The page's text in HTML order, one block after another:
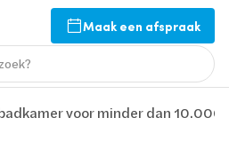
Maak een afspraak
voor minder dan 10.000